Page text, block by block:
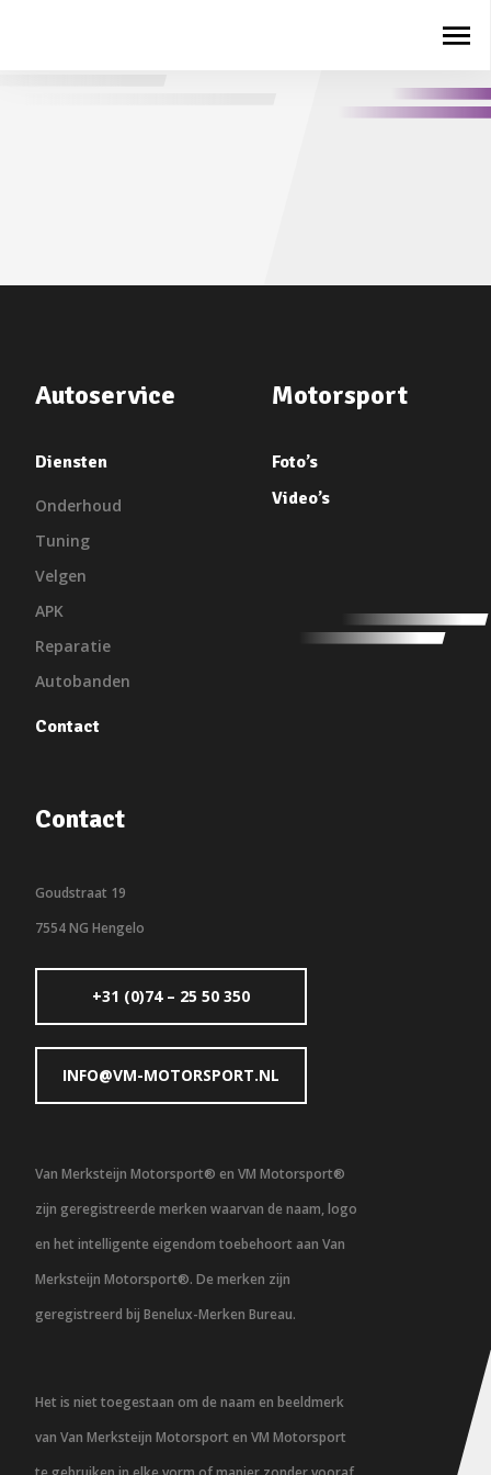
Autoservice
Diensten
Onderhoud
Tuning
Velgen
APK
Reparatie
Autobanden
Contact
Motorsport
Foto’s
Video’s
Contact
Goudstraat 19
7554 NG Hengelo
+31 (0)74 – 25 50 350
INFO@VM-MOTORSPORT.NL
Van Merksteijn Motorsport® en VM Motorsport®
zijn geregistreerde merken waarvan de naam, logo
en het intelligente eigendom toebehoort aan Van
Merksteijn Motorsport®. De merken zijn
geregistreerd bij Benelux-Merken Bureau.
Het is niet toegestaan om de naam en beeldmerk
van Van Merksteijn Motorsport en VM Motorsport